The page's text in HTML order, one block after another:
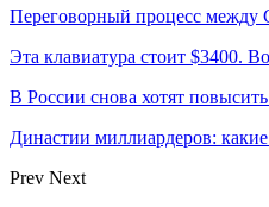
Переговорный процесс
Эта клавиатура стоит $3400.
В России снова хотят
Династии миллиардеров:
Prev Next